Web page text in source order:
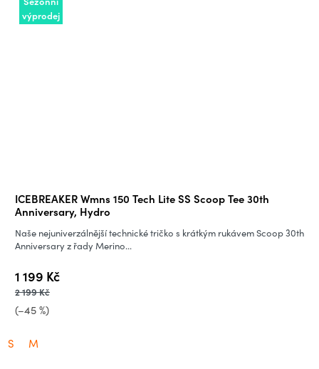
výprodej
ICEBREAKER Wmns 150 Tech Lite SS Scoop Tee 30th
Anniversary, Hydro
1 199 Kč
2 199 Kč
(–45 %)
Naše nejuniverzálnější technické tričko s krátkým rukávem Scoop 30th
Anniversary z řady Merino...
S M